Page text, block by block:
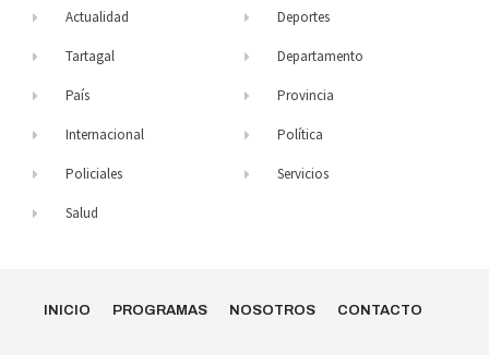
Actualidad
Tartagal
País
Internacional
Policiales
Salud
Deportes
Departamento
Provincia
Política
Servicios
INICIO PROGRAMAS NOSOTROS CONTACTO